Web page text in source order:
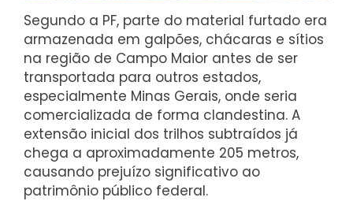
Segundo a PF, parte do material furtado era
armazenada em galpões, chácaras e sítios
na região de Campo Maior antes de ser
transportada para outros estados,
especialmente Minas Gerais, onde seria
comercializada de forma clandestina. A
extensão inicial dos trilhos subtraídos já
chega a aproximadamente 205 metros,
causando prejuízo significativo ao
patrimônio público federal.